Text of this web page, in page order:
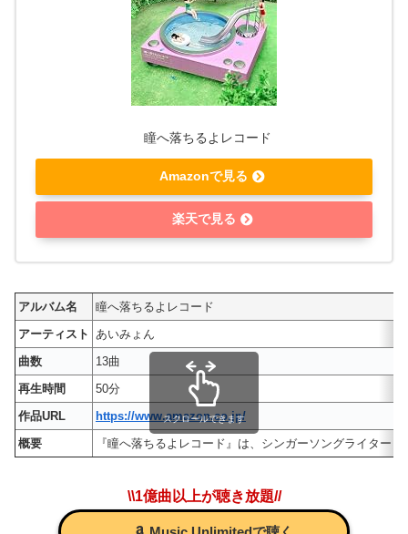
瞳へ落ちるよレコード
Amazonで見る
楽天で見る
アルバム名
瞳へ落ちるよレコード
アーティスト
あいみょん
曲数
13曲
再生時間
50分
作品URL
https://www.amazon.co.jp/
概要
『瞳へ落ちるよレコード』は、シンガーソングライター
スクロールできます
\\1億曲以上が聴き放題//